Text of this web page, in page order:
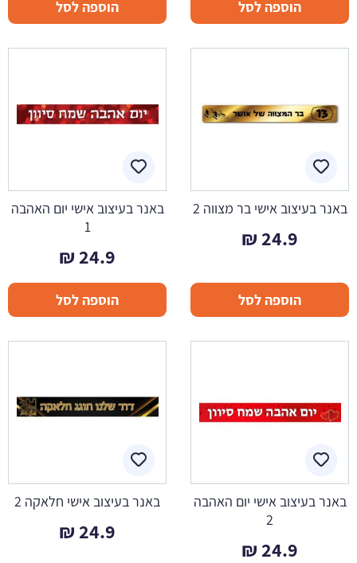
הוספה לסל הוספה לסל
באנר בעיצוב אישי בר מצווה 2
24.9
₪
הוספה לסל
באנר בעיצוב אישי יום האהבה
1
24.9
₪
הוספה לסל
באנר בעיצוב אישי יום האהבה
2
24.9
₪
באנר בעיצוב אישי חלאקה 2
24.9
₪